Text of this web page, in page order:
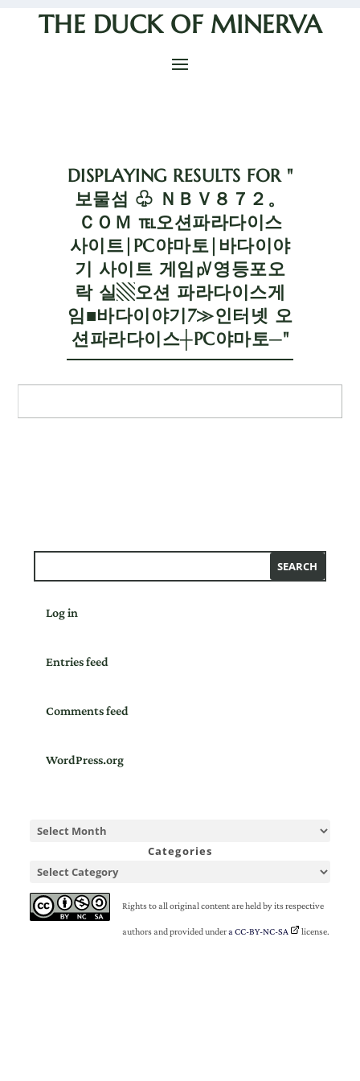
THE DUCK OF MINERVA
DISPLAYING RESULTS FOR "
보물섬 ♧ ＮＢＶ８７２。
ＣＯＭ ℡오션파라다이스
사이트|PC야마토|바다이야
기 사이트 게임㎴영등포오
락 실▧오션 파라다이스게
임■바다이야기7≫인터넷 오
션파라다이스┼PC야마토─"
Log in
Entries feed
Comments feed
WordPress.org
Categories
Rights to all original content are held by its respective
authors and provided undera CC-BY-NC-SA license.